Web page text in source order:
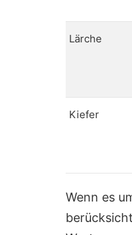
Lärche
Kiefer
Wenn es